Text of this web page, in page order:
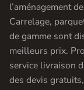
l’aménagement
Carrelage,
de gamme sont
meilleurs prix.
service livraison
des devis